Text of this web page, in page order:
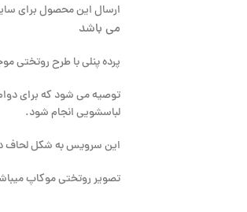
ارسال این محصول برای
می باشد
پرده پنلی با طرح روتختی
لباسشویی انجام شود.
این سرویس به شکل لحاف
تصویر روتختی موکاپ میباشد که